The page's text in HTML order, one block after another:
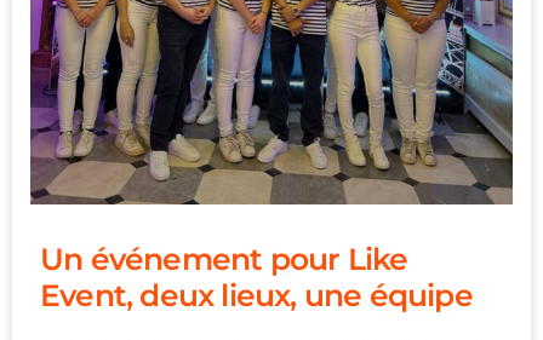
Un événement pour Like
Event, deux lieux, une équipe